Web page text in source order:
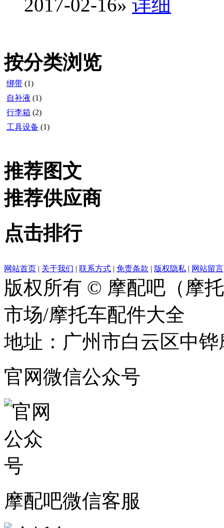
2017-02-16» 详细
按分类浏览
绑带 (1)
自补液 (1)
行李箱 (2)
工具设备 (1)
推荐图文
推荐供应商
点击排行
网站首页 | 关于我们 | 联系方式 | 免责条款 | 版权隐私 | 网站留言
版权所有 © 摩配吧（摩
市场/摩托车配件大全
地址：广州市白云区中
官网微信公众号
摩配吧微信客服